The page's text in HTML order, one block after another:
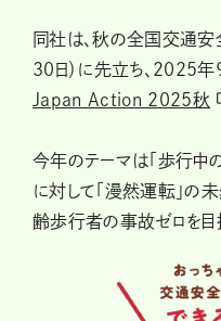
同社は、秋の全国交通
30日）に先立ち、2025年
Japan Action 2025秋
今年のテーマは「歩行中の
に対して「漫然運転」の
齢歩行者の事故ゼロを目